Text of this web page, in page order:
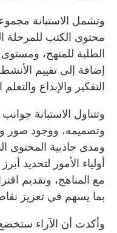
وتشمل الاستبانة
محتوى الكتب للمرحلة
الطلبة للمنهج،
إضافة إلى تقييم
التفكير والإبداع
وتتناول الاستبانة
وتصميمه، ووجود صور
ومدى جاذبية المحتوى
أولياء الأمور لتحديد
مع المناهج، وتقديم
بما يسهم في تعزيز
وأكدت أن الآراء ستخضع